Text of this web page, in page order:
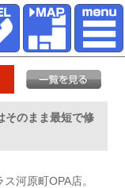
そのまま最短で修
河原町OPA店。